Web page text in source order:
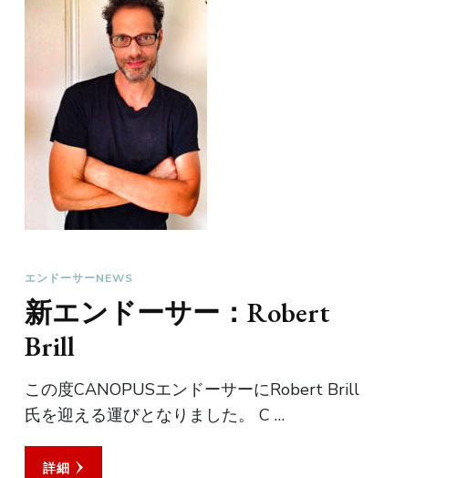
エンドーサーNEWS
新エンドーサー：Robert
Brill
この度CANOPUSエンドーサーにRobert Brill
氏を迎える運びとなりました。 C …
詳細